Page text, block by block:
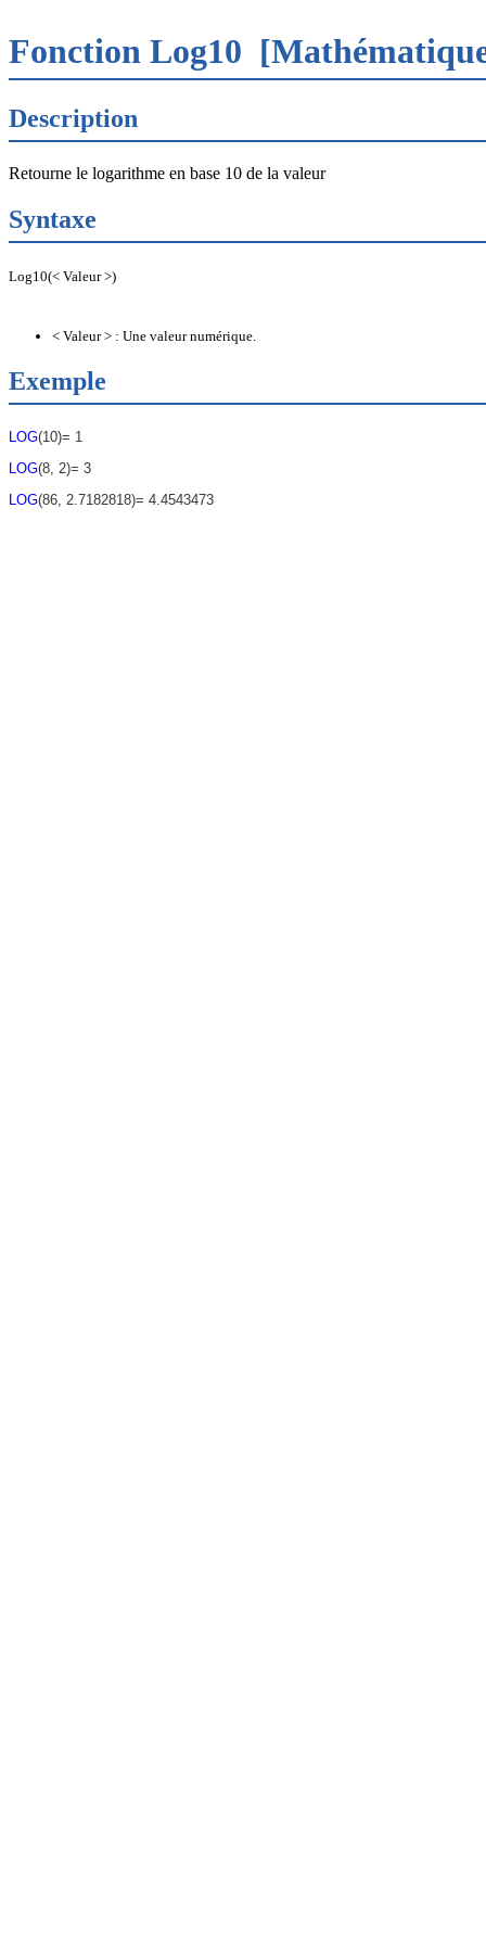
Fonction Log10
Description
Retourne le logarithme en base 10 de la valeur
Syntaxe
Log10(< Valeur >)
< Valeur > : Une valeur numérique.
Exemple
LOG(10)= 1
LOG(8, 2)= 3
LOG(86, 2.7182818)= 4.4543473